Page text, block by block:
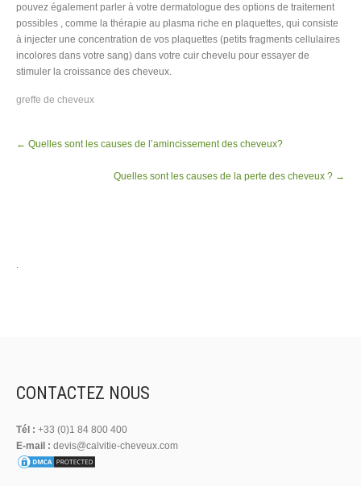
pouvez également parler à votre dermatologue des options de traitement
possibles , comme la thérapie au plasma riche en plaquettes, qui consiste
à injecter une concentration de vos plaquettes (petits fragments cellulaires
incolores dans votre sang) dans votre cuir chevelu pour essayer de
stimuler la croissance des cheveux.
greffe de cheveux
navigation
← Quelles sont les causes de l’amincissement des cheveux?
Quelles sont les causes de la perte des cheveux ? →
CONTACTEZ NOUS
Tél : +33 (0)1 84 800 400
E-mail : devis@calvitie-cheveux.com